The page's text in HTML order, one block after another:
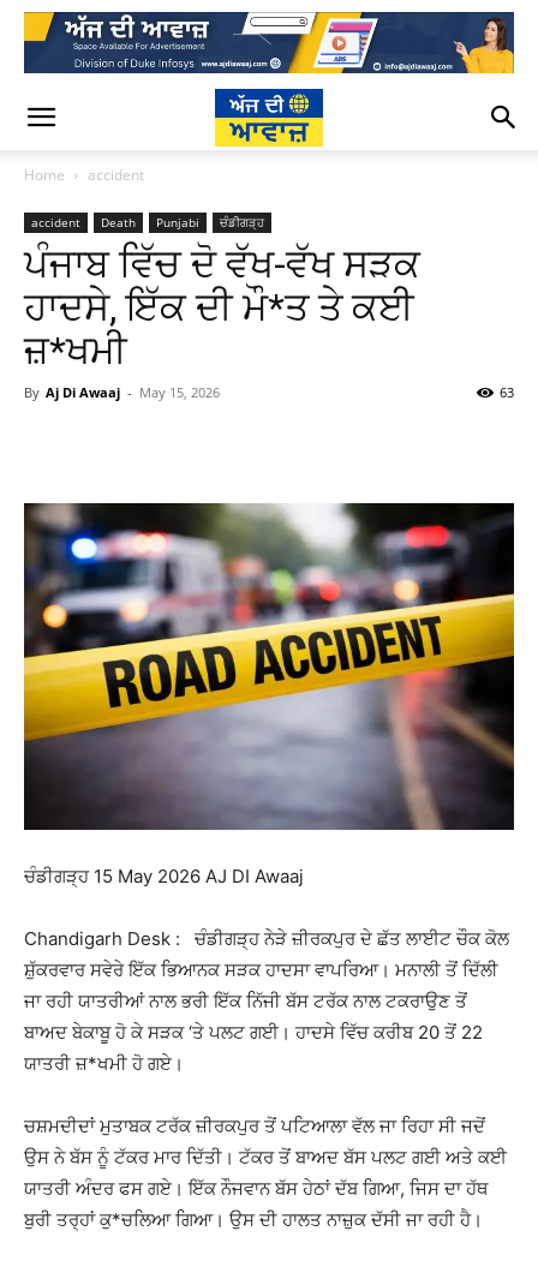
Home accident
accident Death Punjabi ਚੰਡੀਗੜ੍ਹ
ਪੰਜਾਬ ਵਿੱਚ ਦੋ ਵੱਖ-ਵੱਖ ਸੜਕ
ਹਾਦਸੇ, ਇੱਕ ਦੀ ਮੌ*ਤ ਤੇ ਕਈ
ਜ਼*ਖਮੀ
By Aj Di Awaaj - May 15, 2026 63
ਚੰਡੀਗੜ੍ਹ 15 May 2026 AJ DI Awaaj
Chandigarh Desk : ਚੰਡੀਗੜ੍ਹ ਨੇੜੇ ਜ਼ੀਰਕਪੁਰ ਦੇ ਛੱਤ ਲਾਈਟ ਚੌਕ ਕੋਲ
ਸ਼ੁੱਕਰਵਾਰ ਸਵੇਰੇ ਇੱਕ ਭਿਆਨਕ ਸੜਕ ਹਾਦਸਾ ਵਾਪਰਿਆ। ਮਨਾਲੀ ਤੋਂ ਦਿੱਲੀ
ਜਾ ਰਹੀ ਯਾਤਰੀਆਂ ਨਾਲ ਭਰੀ ਇੱਕ ਨਿੱਜੀ ਬੱਸ ਟਰੱਕ ਨਾਲ ਟਕਰਾਉਣ ਤੋਂ
ਬਾਅਦ ਬੇਕਾਬੂ ਹੋ ਕੇ ਸੜਕ ‘ਤੇ ਪਲਟ ਗਈ। ਹਾਦਸੇ ਵਿੱਚ ਕਰੀਬ 20 ਤੋਂ 22
ਯਾਤਰੀ ਜ਼*ਖਮੀ ਹੋ ਗਏ।
ਚਸ਼ਮਦੀਦਾਂ ਮੁਤਾਬਕ ਟਰੱਕ ਜ਼ੀਰਕਪੁਰ ਤੋਂ ਪਟਿਆਲਾ ਵੱਲ ਜਾ ਰਿਹਾ ਸੀ ਜਦੋਂ
ਉਸ ਨੇ ਬੱਸ ਨੂੰ ਟੱਕਰ ਮਾਰ ਦਿੱਤੀ। ਟੱਕਰ ਤੋਂ ਬਾਅਦ ਬੱਸ ਪਲਟ ਗਈ ਅਤੇ ਕਈ
ਯਾਤਰੀ ਅੰਦਰ ਫਸ ਗਏ। ਇੱਕ ਨੌਜਵਾਨ ਬੱਸ ਹੇਠਾਂ ਦੱਬ ਗਿਆ, ਜਿਸ ਦਾ ਹੱਥ
ਬੁਰੀ ਤਰ੍ਹਾਂ ਕੁ*ਚਲਿਆ ਗਿਆ। ਉਸ ਦੀ ਹਾਲਤ ਨਾਜ਼ੁਕ ਦੱਸੀ ਜਾ ਰਹੀ ਹੈ।